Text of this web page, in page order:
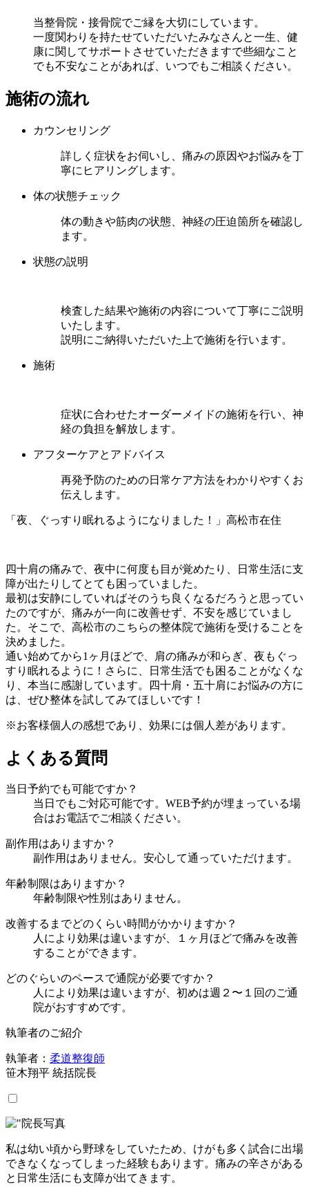
当整骨院・接骨院でご縁を大切にしています。
一度関わりを持たせていただいたみなさんと一生、健
康に関してサポートさせていただきますで些細なこと
でも不安なことがあれば、いつでもご相談ください。
施術の流れ
カウンセリング
詳しく症状をお伺いし、痛みの原因やお悩みを丁
寧にヒアリングします。
体の状態チェック
体の動きや筋肉の状態、神経の圧迫箇所を確認し
ます。
状態の説明
検査した結果や施術の内容について丁寧にご説明
いたします。
説明にご納得いただいた上で施術を行います。
施術
症状に合わせたオーダーメイドの施術を行い、神
経の負担を解放します。
アフターケアとアドバイス
再発予防のための日常ケア方法をわかりやすくお
伝えします。
「夜、ぐっすり眠れるようになりました！」高松市在住
四十肩の痛みで、夜中に何度も目が覚めたり、日常生活に支
障が出たりしてとても困っていました。
最初は安静にしていればそのうち良くなるだろうと思ってい
たのですが、痛みが一向に改善せず、不安を感じていまし
た。そこで、高松市のこちらの整体院で施術を受けることを
決めました。
通い始めてから1ヶ月ほどで、肩の痛みが和らぎ、夜もぐっ
すり眠れるように！さらに、日常生活でも困ることがなくな
り、本当に感謝しています。四十肩・五十肩にお悩みの方に
は、ぜひ整体を試してみてほしいです！
※お客様個人の感想であり、効果には個人差があります。
よくある質問
当日予約でも可能ですか？
当日でもご対応可能です。WEB予約が埋まっている場
合はお電話でご相談ください。
副作用はありますか？
副作用はありません。安心して通っていただけます。
年齢制限はありますか？
年齢制限や性別はありません。
改善するまでどのくらい時間がかかりますか？
人により効果は違いますが、１ヶ月ほどで痛みを改善
することができます。
どのぐらいのペースで通院が必要ですか？
人により効果は違いますが、初めは週２〜１回のご通
院がおすすめです。
執筆者のご紹介
執筆者： 柔道整復師
笹木翔平 統括院長
私は幼い頃から野球をしていたため、けがも多く試合に出場
できなくなってしまった経験もあります。痛みの辛さがある
と日常生活にも支障が出てきます。